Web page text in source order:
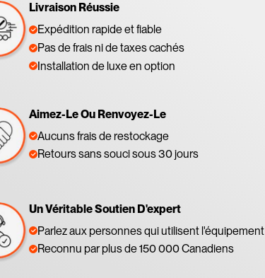
Livraison Réussie
Expédition rapide et fiable
Pas de frais ni de taxes cachés
Installation de luxe en option
Aimez-Le Ou Renvoyez-Le
Aucuns frais de restockage
Retours sans souci sous 30 jours
Un Véritable Soutien D'expert
Parlez aux personnes qui utilisent l'équipement
Reconnu par plus de 150 000 Canadiens